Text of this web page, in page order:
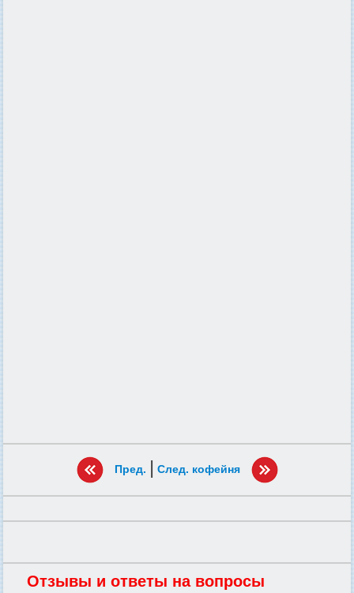
Пред. | След. кофейня
Отзывы и ответы на вопросы